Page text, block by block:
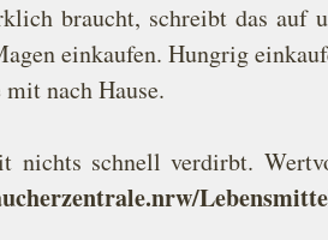
braucht, schreibt das auf
einkaufen. Hungrig
nach Hause.
nichts schnell verdirbt.